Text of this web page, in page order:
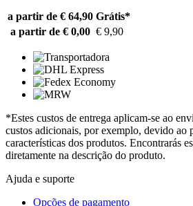
a partir de € 64,90 Grátis*
a partir de € 0,00 € 9,90
*Estes custos de entrega aplicam-se ao
custos adicionais, por exemplo, devido ao
características dos produtos. Encontrarás
diretamente na descrição do produto.
Ajuda e suporte
Opções de pagamento